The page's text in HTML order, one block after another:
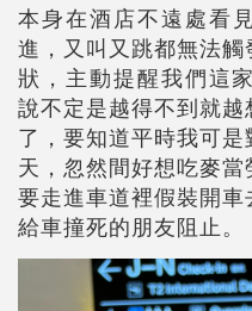
本身在酒店不遠處看
進，又叫又跳都無法
狀，主動提醒我們這
說不定是越得不到就
了，要知道平時我可
天，忽然間好想吃麥
要走進車道裡假裝開
給車撞死的朋友阻止。